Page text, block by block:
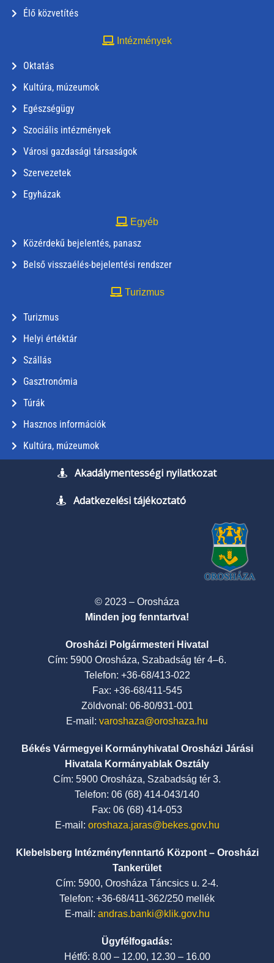
Élő közvetítés
Intézmények
Oktatás
Kultúra, múzeumok
Egészségügy
Szociális intézmények
Városi gazdasági társaságok
Szervezetek
Egyházak
Egyéb
Közérdekű bejelentés, panasz
Belső visszaélés-bejelentési rendszer
Turizmus
Turizmus
Helyi értéktár
Szállás
Gasztronómia
Túrák
Hasznos információk
Kultúra, múzeumok
Akadálymentességi nyilatkozat
Adatkezelési tájékoztató
© 2023 – Orosháza
Minden jog fenntartva!
Orosházi Polgármesteri Hivatal
Cím: 5900 Orosháza, Szabadság tér 4–6.
Telefon: +36-68/413-022
Fax: +36-68/411-545
Zöldvonal: 06-80/931-001
E-mail: varoshaza@oroshaza.hu
Békés Vármegyei Kormányhivatal Orosházi Járási
Hivatala Kormányablak Osztály
Cím: 5900 Orosháza, Szabadság tér 3.
Telefon: 06 (68) 414-043/140
Fax: 06 (68) 414-053
E-mail: oroshaza.jaras@bekes.gov.hu
Klebelsberg Intézményfenntartó Központ – Orosházi
Tankerület
Cím: 5900, Orosháza Táncsics u. 2-4.
Telefon: +36-68/411-362/250 mellék
E-mail: andras.banki@klik.gov.hu
Ügyfélfogadás:
Hétfő: 8.00 – 12.00, 12.30 – 16.00